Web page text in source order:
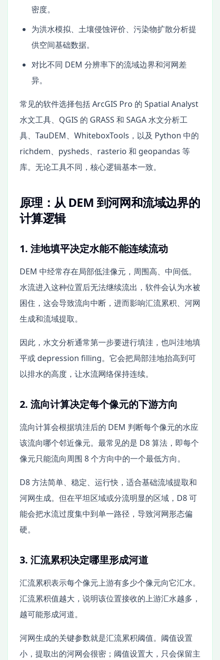
密度。
为洪水模拟、土壤侵蚀评价、污染物扩散分析提
供空间基础数据。
对比不同 DEM 分辨率下的流域边界和河网差
异。
常见的软件选择包括 ArcGIS Pro 的 Spatial Analyst
水文工具、QGIS 的 GRASS 和 SAGA 水文分析工
具、TauDEM、WhiteboxTools，以及 Python 中的
richdem、pysheds、rasterio 和 geopandas 等
库。无论工具不同，核心逻辑基本一致。
原理：从 DEM 到河网和流域边界的
计算逻辑
1. 洼地填平决定水能不能连续流动
DEM 中经常存在局部低洼像元，周围高、中间低。
水流进入这种位置后无法继续流出，软件会认为水被
困住，这会导致流向中断，进而影响汇流累积、河网
生成和流域提取。
因此，水文分析通常第一步要进行填洼，也叫洼地填
平或 depression filling。它会把局部洼地抬高到可
以排水的高度，让水流网络保持连续。
2. 流向计算决定每个像元的下游方向
流向计算会根据填洼后的 DEM 判断每个像元的水应
该流向哪个邻近像元。最常见的是 D8 算法，即每个
像元只能流向周围 8 个方向中的一个最低方向。
D8 方法简单、稳定、运行快，适合基础流域提取和
河网生成。但在平坦区域或分流明显的区域，D8 可
能会把水流过度集中到单一路径，导致河网形态偏
硬。
3. 汇流累积决定哪里形成河道
汇流累积表示每个像元上游有多少个像元向它汇水。
汇流累积值越大，说明该位置接收的上游汇水越多，
越可能形成河道。
河网生成的关键参数就是汇流累积阈值。阈值设置
小，提取出的河网会很密；阈值设置大，只会保留主